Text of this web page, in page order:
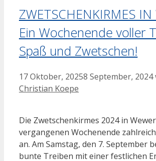
ZWETSCHENKIRMES IN
Ein Wochenende voller
Spaß und Zwetschen!
17 Oktober, 20258 September, 2024
Christian Koepe
Die Zwetschenkirmes 2024 in
vergangenen Wochenende
an. Am Samstag, den 7. September
bunte Treiben mit einer festlichen